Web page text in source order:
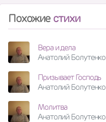
Похожие стихи
Вера и дела
Анатолий Болутенко
Призывает Господь
Анатолий Болутенко
Молитва
Анатолий Болутенко